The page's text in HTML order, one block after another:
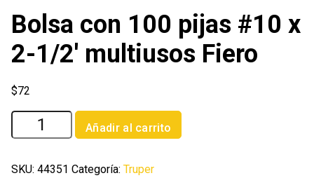
Bolsa con 100 pijas #10 x
2-1/2′ multiusos Fiero
$72
Bolsa
con
pijas
Añadir al carrito
SKU: 44351 Categoría: Truper